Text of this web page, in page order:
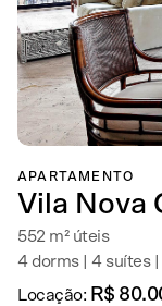
APARTAMENTO
Vila Nova
552 m² úteis
4 dorms | 4 suítes |
Locação: R$